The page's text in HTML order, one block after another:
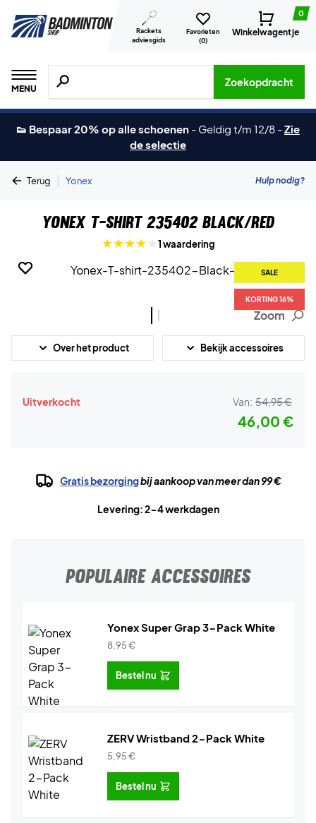
Rackets
adviesgids
Favorieten
(0)
0
Winkelwagentje
MENU
Zoeken naar producten, merken etc.
Zoekopdracht
👟 Bespaar 20% op alle schoenen - Geldig t/m 12/8 -Zie
de selectie
Terug | Yonex Hulp nodig?
Yonex T-shirt 235402 Black/Red
1 waardering
SALE
KORTING 16%
SALE
KORTING 16%
Zoom
Over het product Bekijk accessoires
Uitverkocht Van: 54,95 €
46,00 €
Gratis bezorgingbij aankoop van meer dan 99 €
Levering: 2-4 werkdagen
POPULAIRE ACCESSOIRES
Yonex Super Grap 3-Pack White
8,95€
Bestel nu
ZERV Wristband 2-Pack White
5,95€
Bestel nu